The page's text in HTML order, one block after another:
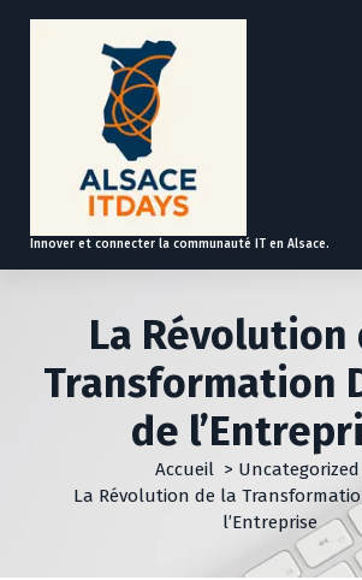
t
Innover et connecter la communauté IT en Alsace.
La Révolution
Transformation
de
Accueil > Uncategorized
La Révolution de la
l’Entreprise